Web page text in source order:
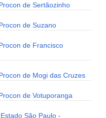
de Sertãozinho
de Suzano
de Francisco
de Mogi das Cruzes
de Votuporanga
São Paulo -